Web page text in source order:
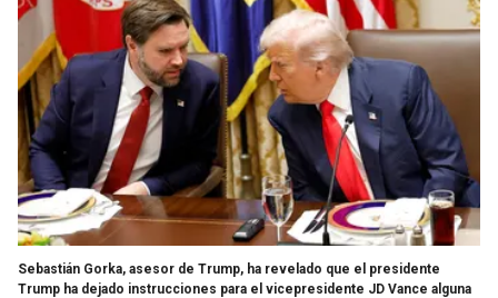
Sebastián Gorka, asesor de Trump, ha revelado que el presidente
Trump ha dejado instrucciones para el vicepresidente JD Vance alguna